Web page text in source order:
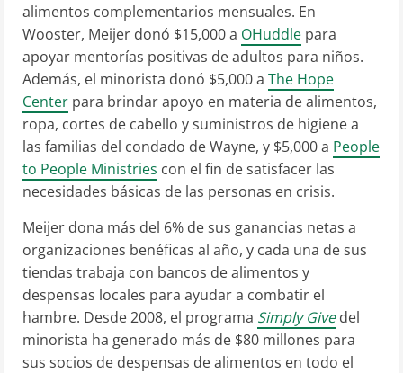
alimentos complementarios mensuales. En
Wooster, Meijer donó $15,000a OHuddle para
apoyar mentorías positivas de adultos para niños.
Además, el minorista donó $5,000a The Hope
Center para brindar apoyo en materia de alimentos,
ropa, cortes de cabello y suministros de higiene a
las familias del condado de Wayne, y $5,000a People
to People Ministries con el fin de satisfacer las
necesidades básicas de las personas en crisis.
Meijer dona más del 6% de sus ganancias netas a
organizaciones benéficas al año, y cada una de sus
tiendas trabaja con bancos de alimentos y
despensas locales para ayudar a combatir el
hambre. Desde 2008, el programa Simply Givedel
minorista ha generado más de $80 millones para
sus socios de despensas de alimentos en todo el